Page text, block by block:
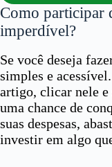
Como participar
imperdível?
Se você deseja
simples e
artigo, clicar nele e
uma chance de
suas despesas,
investir em algo